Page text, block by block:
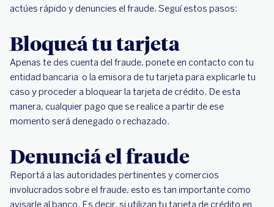
actúes rápido y denuncies el fraude. Seguí estos pasos:
Bloqueá tu tarjeta
Apenas te des cuenta del fraude, ponete en contacto con tu
entidad bancaria o la emisora de tu tarjeta para explicarle tu
caso y proceder a bloquear la tarjeta de crédito. De esta
manera, cualquier pago que se realice a partir de ese
momento será denegado o rechazado.
Denunciá el fraude
Reportá a las autoridades pertinentes y comercios
involucrados sobre el fraude, esto es tan importante como
avisarle al banco. Es decir, si utilizan tu tarjeta de crédito en